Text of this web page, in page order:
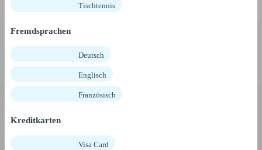
Tischtennis
Fremdsprachen
Deutsch
Englisch
Französisch
Kreditkarten
Visa Card